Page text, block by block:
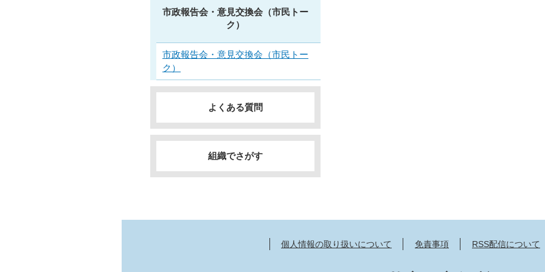
市政報告会・意見交換会（市民トー
ク）
市政報告会・意見交換会（市民トー
ク）
よくある質問
組織でさがす
個人情報の取り扱いについて 免責事項 RSS配信について